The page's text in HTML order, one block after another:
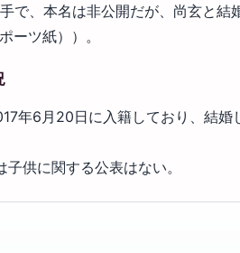
で、本名は非公開だが、尚玄と結
ーツ紙））。
年6月20日に入籍しており、結婚
子供に関する公表はない。